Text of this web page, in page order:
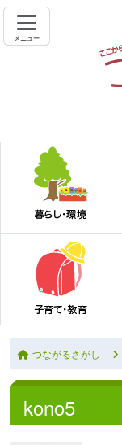
メニュー
つながるさがし
kono5